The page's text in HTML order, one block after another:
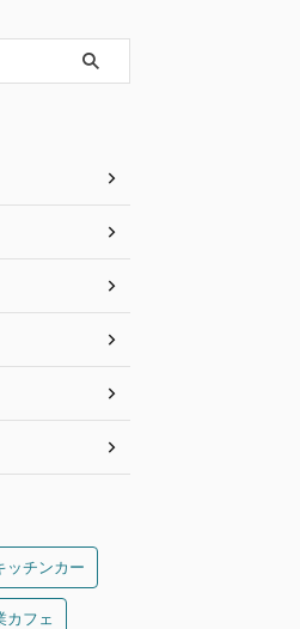
ッチンカー
カフェ